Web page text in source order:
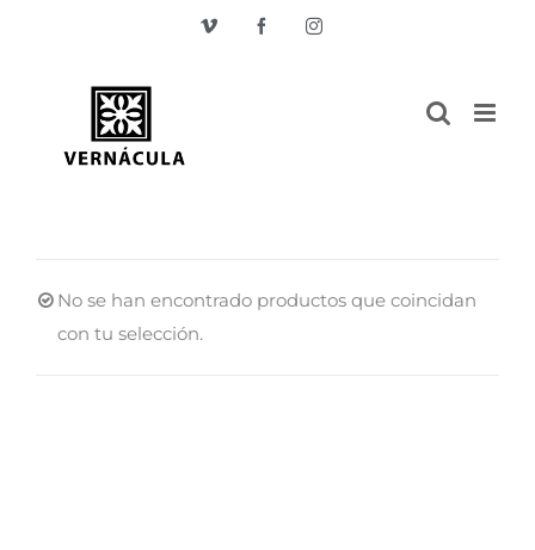
Vimeo FacebookInstagram
No se han encontrado productos que coincidan
con tu selección.